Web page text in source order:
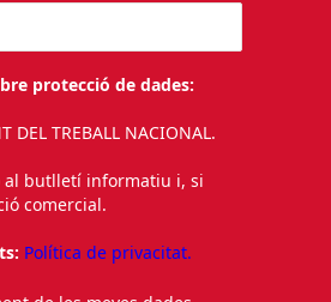
protecció de dades:
DEL TREBALL NACIONAL.
al butlletí informatiu i, si
comercial.
Política de privacitat.